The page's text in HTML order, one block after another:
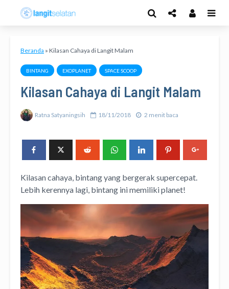
Beranda » Kilasan Cahaya di Langit Malam
BINTANG EXOPLANET SPACE SCOOP
Kilasan Cahaya di Langit Malam
Ratna Satyaningsih 18/11/2018 2 menit baca
Kilasan cahaya, bintang yang bergerak supercepat.
Lebih kerennya lagi, bintang ini memiliki planet!